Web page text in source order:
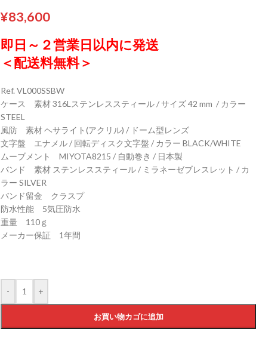
¥83,600
即日～２営業日以内に発送
＜配送料無料＞
Ref. VL000SSBW
ケース 素材 316Lステンレススティール / サイズ 42 mm / カラー
STEEL
風防 素材 ヘサライト(アクリル) / ドーム型レンズ
文字盤 エナメル / 回転ディスク文字盤 / カラー BLACK/WHITE
ムーブメント MIYOTA8215 / 自動巻き / 日本製
バンド 素材 ステンレススティール / ミラネーゼブレスレット / カ
ラー SILVER
バンド留金 クラスプ
防水性能 5気圧防水
重量 110ｇ
メーカー保証 1年間
- +
お買い物カゴに追加